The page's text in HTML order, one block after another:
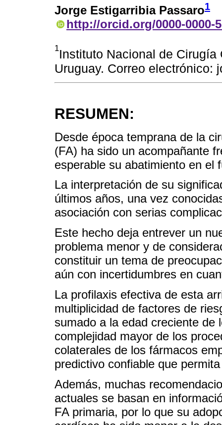
Jorge Estigarribia Passaro1
http://orcid.org/0000-0000-
1Instituto Nacional de
Uruguay. Correo electrónico:
RESUMEN:
Desde época temprana de la
(FA) ha sido un acompañante
esperable su abatimiento en el
La interpretación de su
últimos años, una vez
asociación con serias
Este hecho deja entrever un
problema menor y de
constituir un tema de
aún con incertidumbres en
La profilaxis efectiva de esta
multiplicidad de factores de
sumado a la edad creciente de
complejidad mayor de los
colaterales de los fármacos
predictivo confiable que
Además, muchas
actuales se basan en
FA primaria, por lo que su